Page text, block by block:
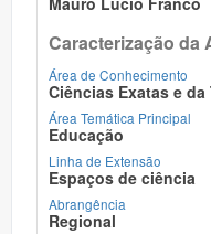
Caracterização da
Área de Conhecimento
Ciências Exatas e da
Área Temática Principal
Educação
Linha de Extensão
Espaços de ciência
Abrangência
Regional